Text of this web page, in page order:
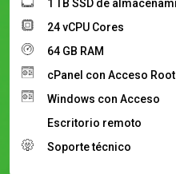
1 TB SSD de
24 vCPU Cores
64 GB RAM
cPanel con Acceso Root
Windows con Acceso
Escritorio remoto
Soporte técnico